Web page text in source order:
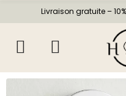
Livraison gratuite –